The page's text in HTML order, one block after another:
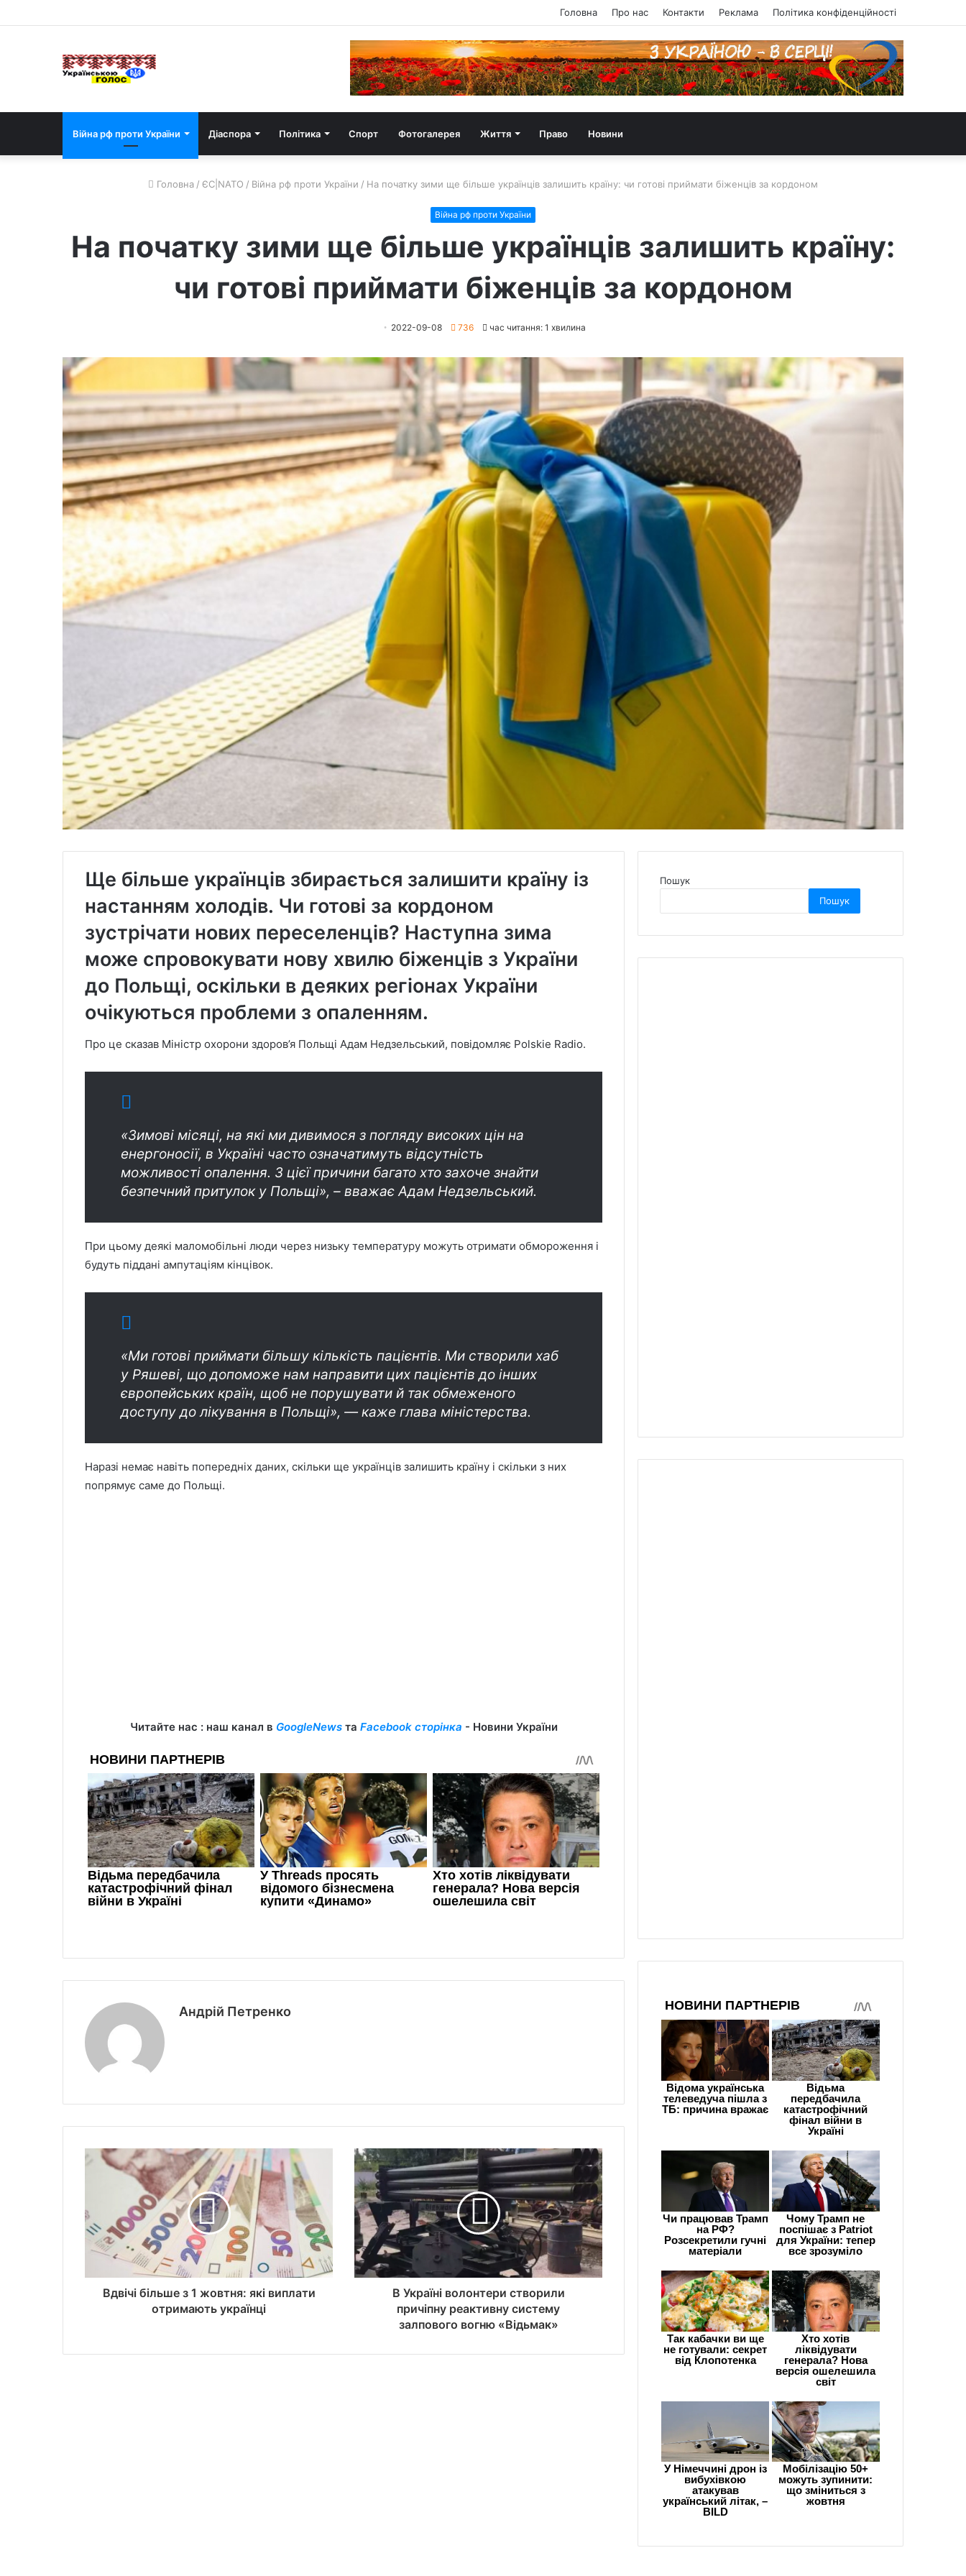
Головна Про нас Контакти Реклама Політика конфіденційності
Війна рф проти України Діаспора Політика Спорт Фотогалерея Життя Право Новини
Головна / ЄС|NATO / Війна рф проти України / На початку зими ще більше українців залишить країну: чи готові приймати біженців за кордоном
Війна рф проти України
На початку зими ще більше українців залишить країну:
чи готові приймати біженців за кордоном
2022-09-08 736 час читання: 1 хвилина
Ще більше українців збирається залишити країну із
настанням холодів. Чи готові за кордоном
зустрічати нових переселенців? Наступна зима
може спровокувати нову хвилю біженців з України
до Польщі, оскільки в деяких регіонах України
очікуються проблеми з опаленням.
Про це сказав Міністр охорони здоров’я Польщі Адам Недзельський, повідомляє Polskie Radio.
«Зимові місяці, на які ми дивимося з погляду високих цін на
енергоносії, в Україні часто означатимуть відсутність
можливості опалення. З цієї причини багато хто захоче знайти
безпечний притулок у Польщі», – вважає Адам Недзельський.
При цьому деякі маломобільні люди через низьку температуру можуть отримати обмороження і
будуть піддані ампутаціям кінцівок.
«Ми готові приймати більшу кількість пацієнтів. Ми створили хаб
у Ряшеві, що допоможе нам направити цих пацієнтів до інших
європейських країн, щоб не порушувати й так обмеженого
доступу до лікування в Польщі», — каже глава міністерства.
Наразі немає навіть попередніх даних, скільки ще українців залишить країну і скільки з них
попрямує саме до Польщі.
Читайте нас : наш канал в GoogleNewsта Facebook сторінка - Новини України
Андрій Петренко
Вдвічі більше з 1 жовтня: які виплати
отримають українці
В Україні волонтери створили
причіпну реактивну систему
залпового вогню «Відьмак»
Пошук
Пошук